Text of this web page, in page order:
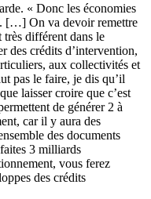
« Donc les économies
[…] On va devoir remettre
très différent dans le
des crédits d’intervention,
aux collectivités et
pas le faire, je dis qu’il
laisser croire que c’est
de générer 2 à
car il y aura des
des documents
3 milliards
vous ferez
des crédits